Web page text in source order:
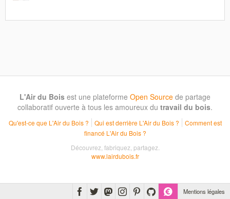
Mentions légales
L'Air du Bois est une plateforme Open Source de partage
collaboratif ouverte à tous les amoureux du travail du bois.
Qu'est-ce que L'Air du Bois ? Qui est derrière L'Air du Bois ?
Comment est
financé L'Air du Bois ?
Découvrez, fabriquez, partagez.
www.lairdubois.fr